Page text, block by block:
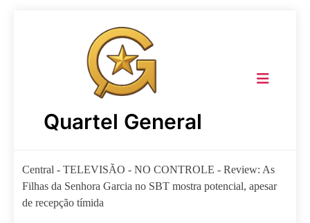
Quartel General
Central - TELEVISÃO - NO CONTROLE - Review: As
Filhas da Senhora Garcia no SBT mostra potencial, apesar
de recepção tímida